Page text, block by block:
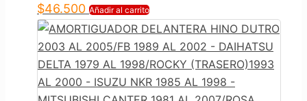
$46.500 Añadir al carrito